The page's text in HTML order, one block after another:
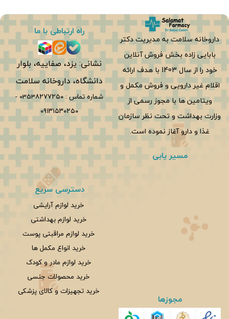
داروخانه سلامت به مدیریت دکتر
بابایی زاده بخش فروش آنلاین
خود را از سال 1403 با هدف ارائه
اقلام غیر دارویی و فروش مکمل و
ویتامین ها با مجوز رسمی از
وزارت بهداشت و تحت نظر سازمان
غذا و دارو آغاز نموده است.
راه ارتباطی با ما
نشانی: یزد، صفاییه، بلوار
دانشگاه، داروخانه سلامت
شماره تماس :0353۸۲۷۷۲۵۰ -
۰۹۱۳۱۵۳۰۲۵۰
مسیر یابی
مجوزها
دسترسی سریع
خرید لوازم آرایشی
خرید لوازم بهداشتی
خرید لوازم مراقبتی پوست
خرید انواع مکمل ها
خرید لوازم مادر و کودک
خرید محصولات جنسی
خرید تجهیزات و کالای پزشکی